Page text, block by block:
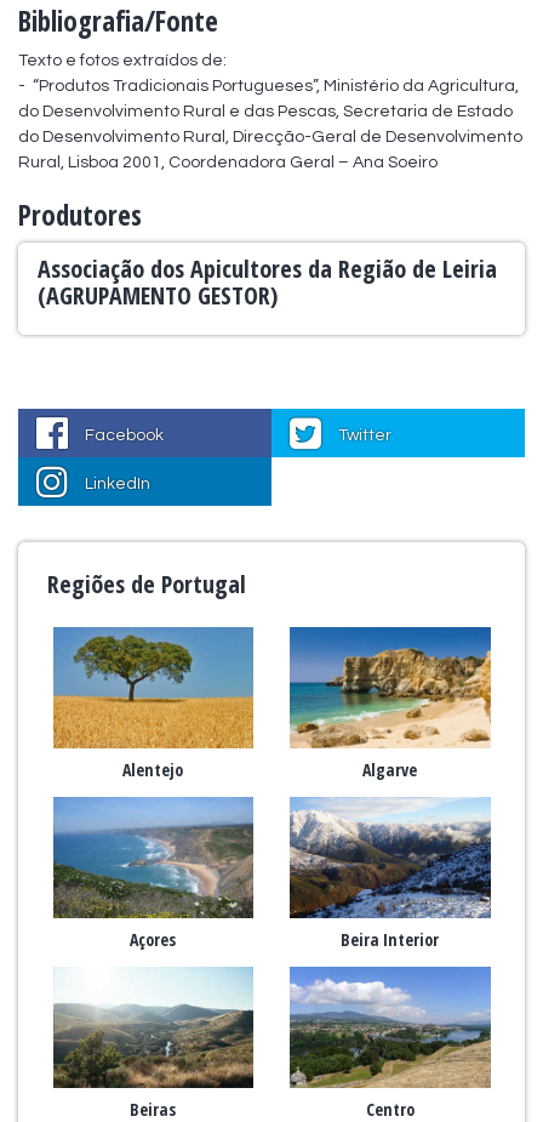
Bibliografia/Fonte
Texto e fotos extraídos de:
-  “Produtos Tradicionais Portugueses”, Ministério da Agricultura,
do Desenvolvimento Rural e das Pescas, Secretaria de Estado
do Desenvolvimento Rural, Direcção-Geral de Desenvolvimento
Rural, Lisboa 2001, Coordenadora Geral – Ana Soeiro
Produtores
Associação dos Apicultores da Região de Leiria
(AGRUPAMENTO GESTOR)
Facebook Twitter
LinkedIn
Regiões de Portugal
Alentejo Algarve
Açores Beira Interior
Beiras Centro